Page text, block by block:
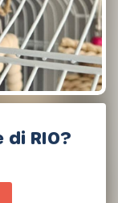
RIO?